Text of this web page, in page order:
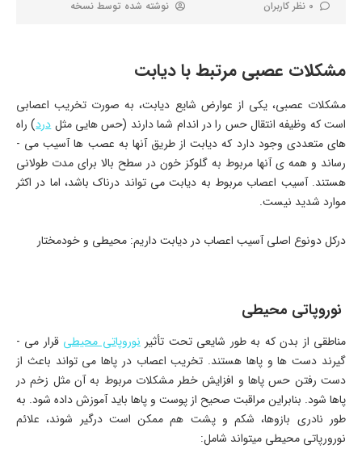
0 نظر کاربران
نوشته شده توسط نسخه
مشکلات عصبی مرتبط با دیابت
مشکلات عصبی، یکی از عوارض شایع دیابت، به صورت تخریب اعصابی
است که وظیفه انتقال حس را در اندام شما دارند (حس­ هایی مثلدرد) راه
­های متعددی وجود دارد که دیابت از طریق آن­ها به عصب ­ها آسیب می ­
رساند و همه­ ی آن­ها مربوط به گلوکز خون در سطح بالا برای مدت طولانی
هستند. آسیب اعصاب مربوط به دیابت می ­تواند درناک باشد، اما در اکثر
موارد شدید نیست.
درکل دونوع اصلی آسیب اعصاب در دیابت داریم: محیطی و خودمختار
نوروپاتی محیطی
مناطقی از بدن که به طور شایعی تحت تأثیرنوروپاتی محیطیقرار می ­
گیرند دست­ ها و پاها هستند. تخریب اعصاب در پاها می­ تواند باعث از
دست رفتن حس پاها و افزایش خطر مشکلات مربوط به آن مثل زخم در
پاها شود. بنابراین مراقبت صحیح از پوست و پاها باید آموزش داده شود. به
طور نادری بازوها، شکم و پشت هم ممکن است درگیر شوند، علائم
نورورپاتی محیطی می­تواند شامل: